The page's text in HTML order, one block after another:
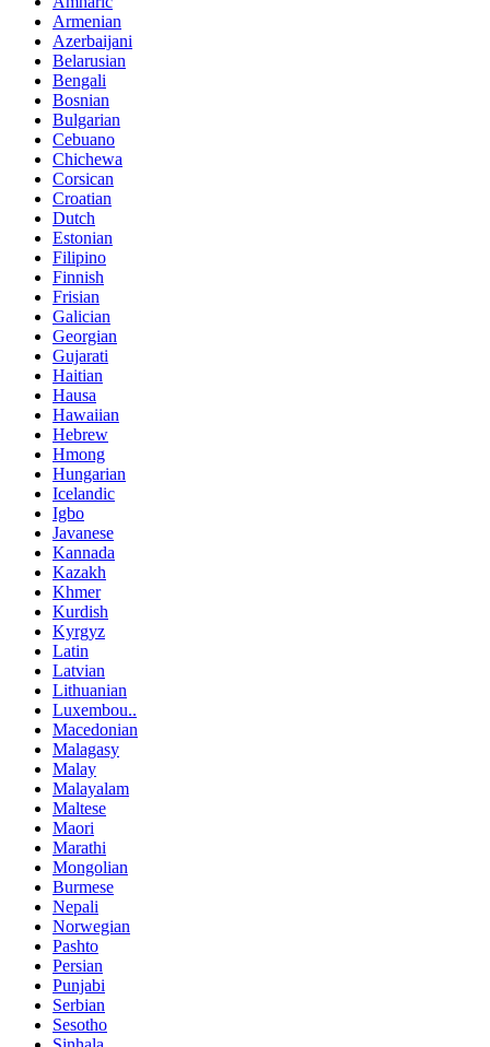
Armenian
Azerbaijani
Belarusian
Bengali
Bosnian
Bulgarian
Cebuano
Chichewa
Corsican
Croatian
Dutch
Estonian
Filipino
Finnish
Frisian
Galician
Georgian
Gujarati
Haitian
Hausa
Hawaiian
Hebrew
Hmong
Hungarian
Icelandic
Igbo
Javanese
Kannada
Kazakh
Khmer
Kurdish
Kyrgyz
Latin
Latvian
Lithuanian
Luxembou..
Macedonian
Malagasy
Malay
Malayalam
Maltese
Maori
Marathi
Mongolian
Burmese
Nepali
Norwegian
Pashto
Persian
Punjabi
Serbian
Sesotho